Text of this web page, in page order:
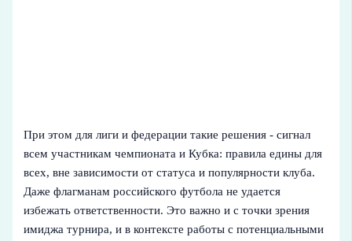
При этом для лиги и федерации такие решения - сигнал
всем участникам чемпионата и Кубка: правила едины для
всех, вне зависимости от статуса и популярности клуба.
Даже флагманам российского футбола не удается
избежать ответственности. Это важно и с точки зрения
имиджа турнира, и в контексте работы с потенциальными